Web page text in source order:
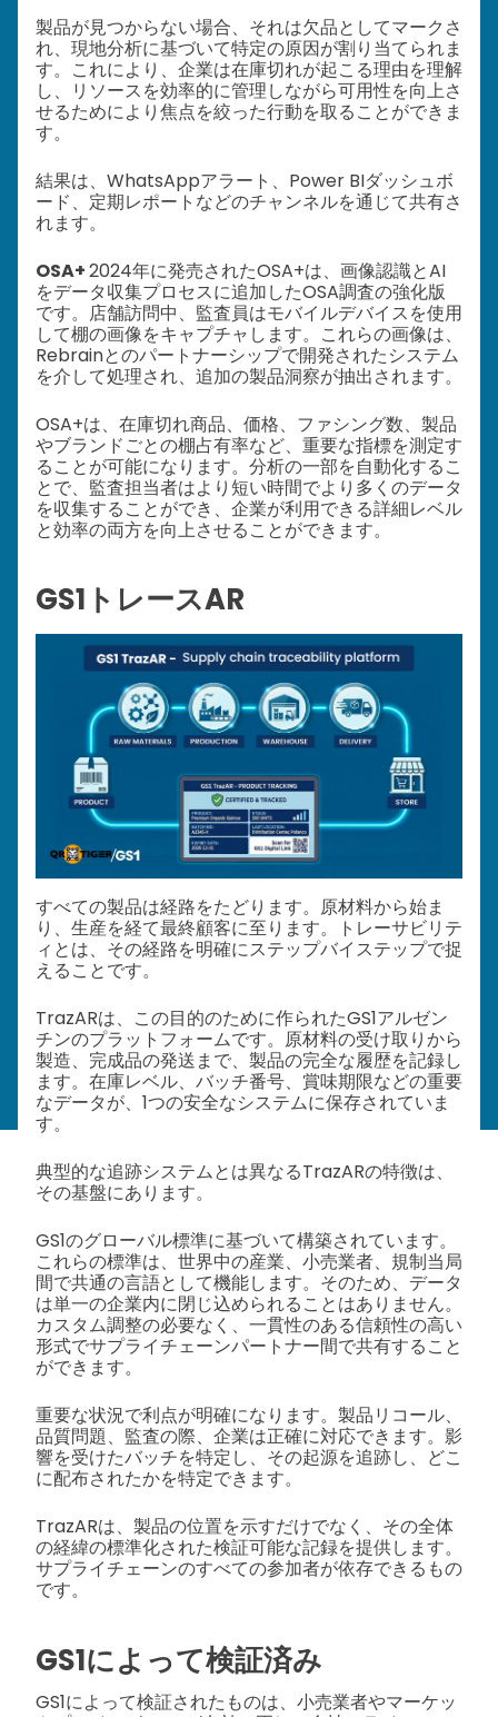
製品が見つからない場合、それは欠品としてマークさ
れ、現地分析に基づいて特定の原因が割り当てられま
す。これにより、企業は在庫切れが起こる理由を理解
し、リソースを効率的に管理しながら可用性を向上さ
せるためにより焦点を絞った行動を取ることができま
す。
結果は、WhatsAppアラート、Power BIダッシュボ
ード、定期レポートなどのチャンネルを通じて共有さ
れます。
OSA+2024年に発売されたOSA+は、画像認識とAI
をデータ収集プロセスに追加したOSA調査の強化版
です。店舗訪問中、監査員はモバイルデバイスを使用
して棚の画像をキャプチャします。これらの画像は、
Rebrainとのパートナーシップで開発されたシステム
を介して処理され、追加の製品洞察が抽出されます。
OSA+は、在庫切れ商品、価格、ファシング数、製品
やブランドごとの棚占有率など、重要な指標を測定す
ることが可能になります。分析の一部を自動化するこ
とで、監査担当者はより短い時間でより多くのデータ
を収集することができ、企業が利用できる詳細レベル
と効率の両方を向上させることができます。
GS1トレースAR
すべての製品は経路をたどります。原材料から始ま
り、生産を経て最終顧客に至ります。トレーサビリテ
ィとは、その経路を明確にステップバイステップで捉
えることです。
TrazARは、この目的のために作られたGS1アルゼン
チンのプラットフォームです。原材料の受け取りから
製造、完成品の発送まで、製品の完全な履歴を記録し
ます。在庫レベル、バッチ番号、賞味期限などの重要
なデータが、1つの安全なシステムに保存されていま
す。
典型的な追跡システムとは異なるTrazARの特徴は、
その基盤にあります。
GS1のグローバル標準に基づいて構築されています。
これらの標準は、世界中の産業、小売業者、規制当局
間で共通の言語として機能します。そのため、データ
は単一の企業内に閉じ込められることはありません。
カスタム調整の必要なく、一貫性のある信頼性の高い
形式でサプライチェーンパートナー間で共有すること
ができます。
重要な状況で利点が明確になります。製品リコール、
品質問題、監査の際、企業は正確に対応できます。影
響を受けたバッチを特定し、その起源を追跡し、どこ
に配布されたかを特定できます。
TrazARは、製品の位置を示すだけでなく、その全体
の経緯の標準化された検証可能な記録を提供します。
サプライチェーンのすべての参加者が依存できるもの
です。
GS1によって検証済み
GS1によって検証されたものは、小売業者やマーケッ